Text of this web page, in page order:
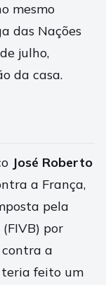
mesmo
das Nações
julho,
da casa.
José Roberto
a França,
pela
por
a
teria feito um